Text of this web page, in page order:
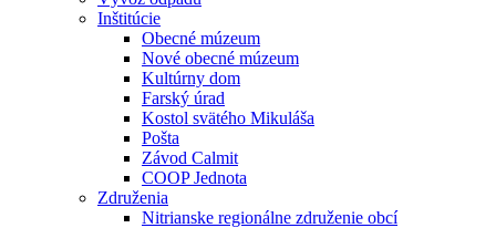
Inštitúcie
Obecné múzeum
Nové obecné múzeum
Kultúrny dom
Farský úrad
Kostol svätého Mikuláša
Pošta
Závod Calmit
COOP Jednota
Združenia
Nitrianske regionálne združenie obcí